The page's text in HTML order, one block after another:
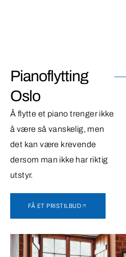
Pianoflytting
Oslo
Å flytte et piano trenger ikke
å være så vanskelig, men
det kan være krevende
dersom man ikke har riktig
utstyr.
FÅ ET PRISTILBUD